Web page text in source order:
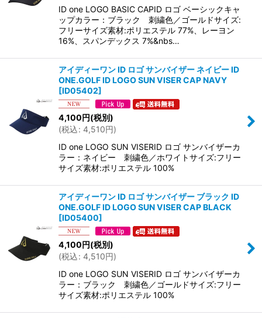
ID one LOGO BASIC CAPID ロゴ ベーシックキャ
ップカラー：ブラック 刺繍色／ゴールドサイズ:
フリーサイズ素材:ポリエステル 77%、レーヨン
16%、スパンデックス 7%&nbs…
アイディーワン ID ロゴ サンバイザー ネイビー ID
ONE.GOLF ID LOGO SUN VISER CAP NAVY
[ID05402]
4,100円(税別)
(税込: 4,510円)
ID one LOGO SUN VISERID ロゴ サンバイザーカ
ラー：ネイビー 刺繍色／ホワイトサイズ:フリー
サイズ素材:ポリエステル 100%
アイディーワン ID ロゴ サンバイザー ブラック ID
ONE.GOLF ID LOGO SUN VISER CAP BLACK
[ID05400]
4,100円(税別)
(税込: 4,510円)
ID one LOGO SUN VISERID ロゴ サンバイザーカ
ラー：ブラック 刺繍色／ゴールドサイズ:フリー
サイズ素材:ポリエステル 100%